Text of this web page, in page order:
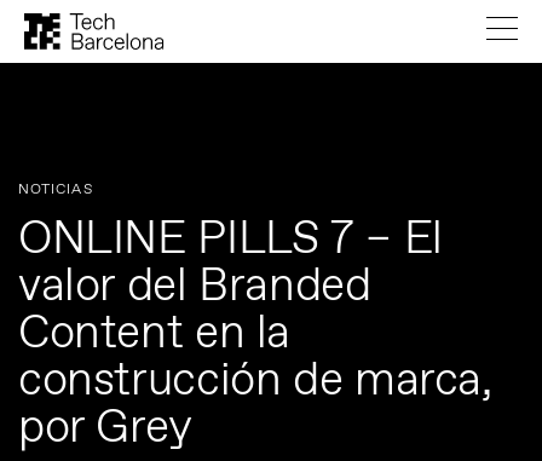
NOTICIAS
ONLINE PILLS 7 – El
valor del Branded
Content en la
construcción de marca,
por Grey